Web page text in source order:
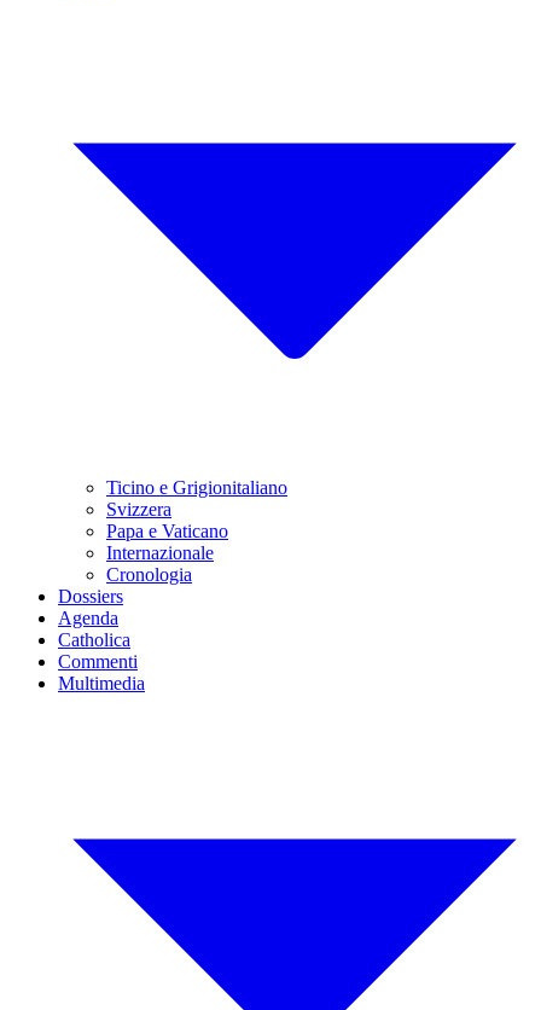
Ticino e Grigionitaliano
Svizzera
Papa e Vaticano
Internazionale
Cronologia
Dossiers
Agenda
Catholica
Commenti
Multimedia